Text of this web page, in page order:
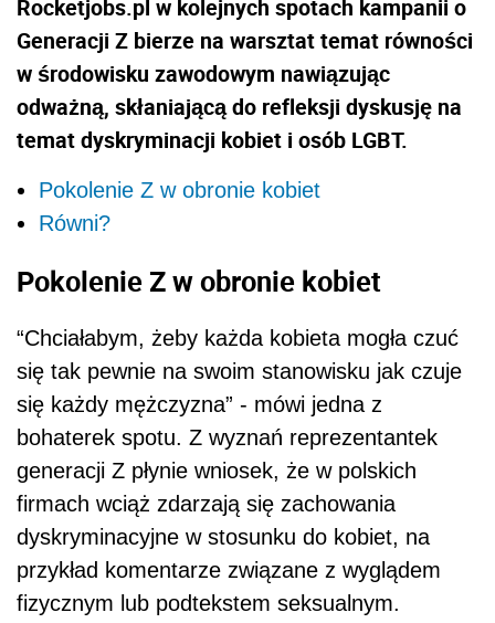
Rocketjobs.pl w kolejnych spotach kampanii o
Generacji Z bierze na warsztat temat równości
w środowisku zawodowym nawiązując
odważną, skłaniającą do refleksji dyskusję na
temat dyskryminacji kobiet i osób LGBT.
Pokolenie Z w obronie kobiet
Równi?
Pokolenie Z w obronie kobiet
“Chciałabym, żeby każda kobieta mogła czuć
się tak pewnie na swoim stanowisku jak czuje
się każdy mężczyzna” - mówi jedna z
bohaterek spotu. Z wyznań reprezentantek
generacji Z płynie wniosek, że w polskich
firmach wciąż zdarzają się zachowania
dyskryminacyjne w stosunku do kobiet, na
przykład komentarze związane z wyglądem
fizycznym lub podtekstem seksualnym.